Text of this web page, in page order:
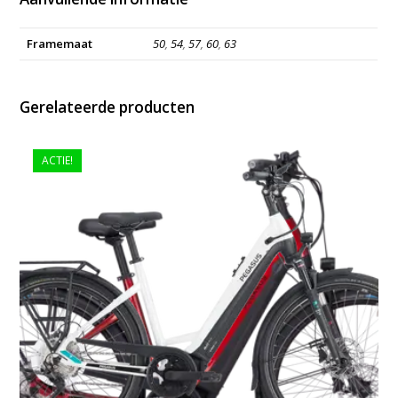
Framemaat 50,54,57,60,63
Gerelateerde producten
ACTIE!